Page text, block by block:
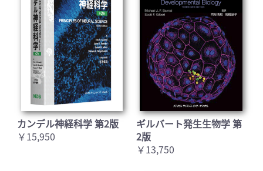
カンデル神経科学 第2版
￥15,950
ギルバート発生生物学 第
2版
￥13,750